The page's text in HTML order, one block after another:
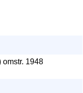
omstr. 1948